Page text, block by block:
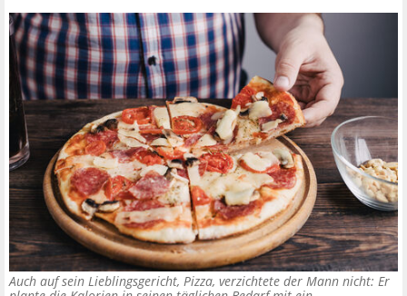
Auch auf sein Lieblingsgericht, Pizza, verzichtete der Mann nicht: Er